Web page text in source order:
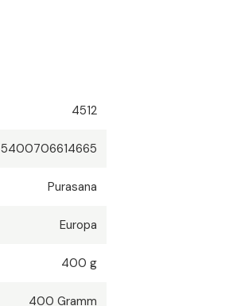
4512
5400706614665
Purasana
Europa
400 g
400 Gramm